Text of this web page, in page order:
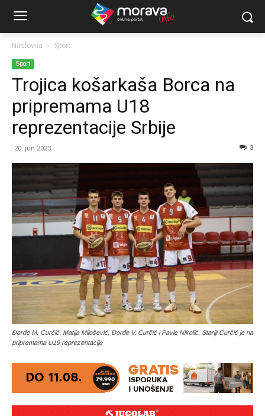
Naslovna Sport
Sport
Trojica košarkaša Borca na
pripremama U18
reprezentacije Srbije
20. jun 2023. 3
Đorđe M. Ćurčić, Matija Milošević, Đorđe V. Ćurčić i Pavle Nikolić. Stariji Ćurčić je na
pripremama U19 reprezentacije